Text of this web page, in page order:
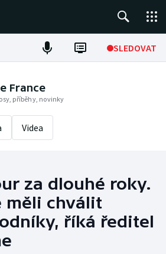
SLEDOVAT
France
příběhy, novinky
Videa
za dlouhé roky.
měli chválit
říká ředitel